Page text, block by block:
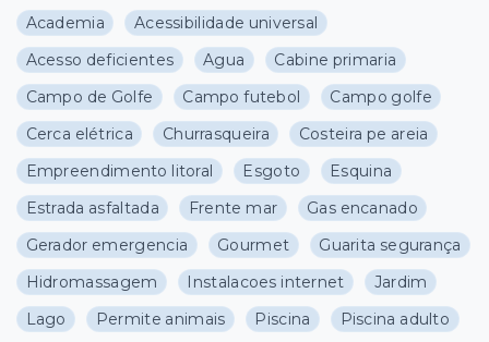
Academia
Acessibilidade universal
Acesso deficientes
Agua
Cabine primaria
Campo de Golfe
Campo futebol
Campo golfe
Cerca elétrica
Churrasqueira
Costeira pe areia
Empreendimento litoral
Esgoto
Esquina
Estrada asfaltada
Frente mar
Gas encanado
Gerador emergencia
Gourmet
Guarita segurança
Hidromassagem
Instalacoes internet
Jardim
Lago
Permite animais Piscina
Piscina adulto